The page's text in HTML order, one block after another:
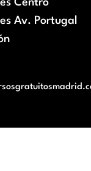
Centro
Av. Portugal